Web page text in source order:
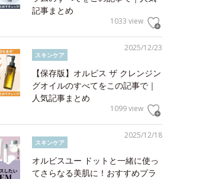
記事まとめ
1033 view
2025/12/23
スキンケア
【保存版】オルビス ザ クレンジン
グオイルのすべてをこの記事で｜
人気記事まとめ
1099 view
2025/12/18
スキンケア
オルビスユー ドットと一緒に使っ
てさらなる美肌に！おすすめプラ